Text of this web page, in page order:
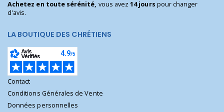
Achetez en toute sérénité, vous avez14 jours pour changer
d'avis.
LA BOUTIQUE DES CHRÉTIENS
Contact
Conditions Générales de Vente
Données personnelles